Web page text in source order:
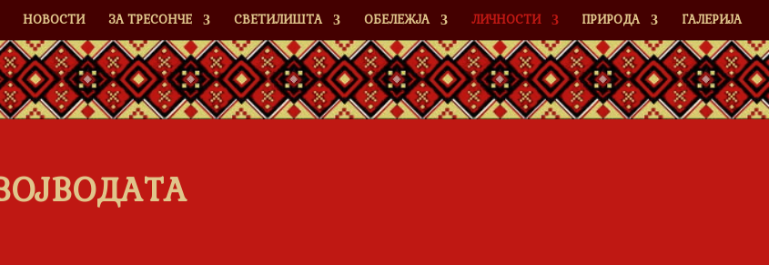
НОВОСТИ ЗА ТРЕСОНЧЕ СВЕТИЛИШТА ОБЕЛЕЖЈА ЛИЧНОСТИ ПРИРОДА ГАЛЕРИЈА